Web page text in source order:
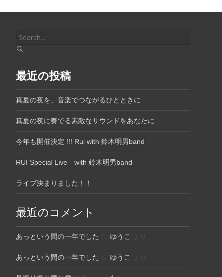
for:
最近の投稿
真夏の夜を、音楽でつながるひとときに
真夏の夜に奏でる素敵なサウンドをあなたに
今年も開催決定 !!! Rui with 鈴木明男band
RUI Special Live with 鈴木明男band
ライブ決まりました！！
最近のコメント
あっという間の一年でした ゆうこ
あっという間の一年でした ゆうこ